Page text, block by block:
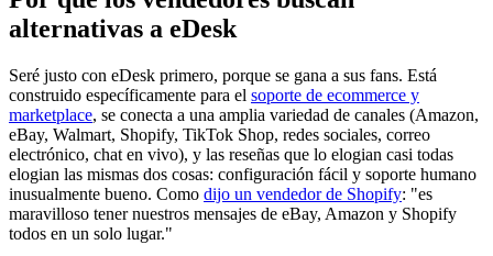
alternativas a eDesk
Seré justo con eDesk primero, porque se gana a sus fans. Está
construido específicamente para el soporte de ecommerce y
marketplace, se conecta a una amplia variedad de canales (Amazon,
eBay, Walmart, Shopify, TikTok Shop, redes sociales, correo
electrónico, chat en vivo), y las reseñas que lo elogian casi todas
elogian las mismas dos cosas: configuración fácil y soporte humano
inusualmente bueno. Como dijo un vendedor de Shopify: "es
maravilloso tener nuestros mensajes de eBay, Amazon y Shopify
todos en un solo lugar."